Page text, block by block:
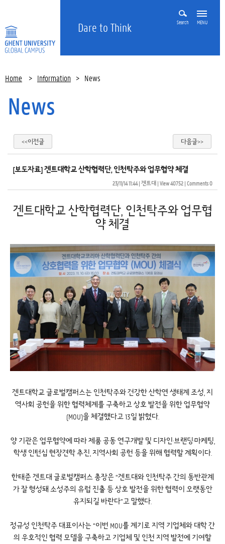
Dare to Think Search MENU
Home > Information > News
News
<<이전글 다음글>>
[보도자료] 겐트대학교 산학협력단, 인천탁주와 업무협약 체결
23/11/14 11:44| 겐트대| View 40752| Comments 0
겐트대학교 산학협력단, 인천탁주와 업무협
약 체결
겐트대학교 글로벌캠퍼스는 인천탁주와 건강한 산학연 생태계 조성, 지
역사회 공헌을 위한 협력체계를 구축하고 상호 발전을 위한 업무협약
(MOU)을 체결했다고 13일 밝혔다.
양 기관은 업무협약에 따라 제품 공동 연구개발 및 디자인·브랜딩·마케팅,
학생 인턴십 현장견학 추진, 지역사회 공헌 등을 위해 협력할 계획이다.
한태준 겐트대 글로벌캠퍼스 총장은 “겐트대와 인천탁주 간의 동반관계
가 잘 형성돼 소성주의 유럽 진출 등 상호 발전을 위한 협력이 오랫동안
유지되길 바란다”고 말했다.
정규성 인천탁주 대표이사는 “이번 MOU를 계기로 지역 기업체와 대학 간
의 우호적인 협력 모델을 구축하고 기업체 및 인천 지역 발전에 기여할